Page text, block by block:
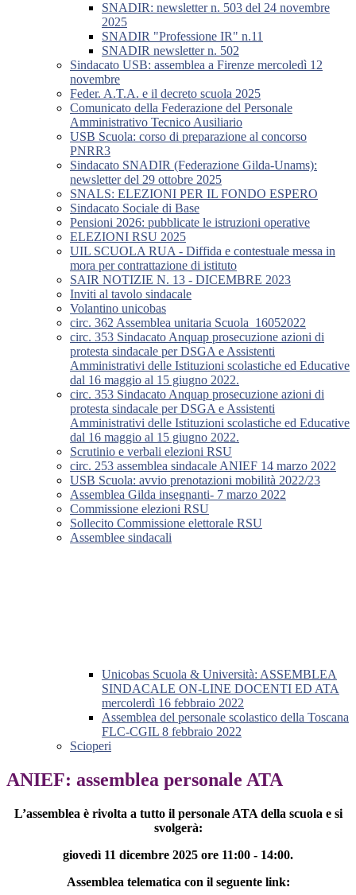
SNADIR: newsletter n. 503 del 24 novembre
2025
SNADIR "Professione IR" n.11
SNADIR newsletter n. 502
Sindacato USB: assemblea a Firenze mercoledì 12
novembre
Feder. A.T.A. e il decreto scuola 2025
Comunicato della Federazione del Personale
Amministrativo Tecnico Ausiliario
USB Scuola: corso di preparazione al concorso
PNRR3
Sindacato SNADIR (Federazione Gilda-Unams):
newsletter del 29 ottobre 2025
SNALS: ELEZIONI PER IL FONDO ESPERO
Sindacato Sociale di Base
Pensioni 2026: pubblicate le istruzioni operative
ELEZIONI RSU 2025
UIL SCUOLA RUA - Diffida e contestuale messa in
mora per contrattazione di istituto
SAIR NOTIZIE N. 13 - DICEMBRE 2023
Inviti al tavolo sindacale
Volantino unicobas
circ. 362 Assemblea unitaria Scuola_16052022
circ. 353 Sindacato Anquap prosecuzione azioni di
protesta sindacale per DSGA e Assistenti
Amministrativi delle Istituzioni scolastiche ed Educative
dal 16 maggio al 15 giugno 2022.
circ. 353 Sindacato Anquap prosecuzione azioni di
protesta sindacale per DSGA e Assistenti
Amministrativi delle Istituzioni scolastiche ed Educative
dal 16 maggio al 15 giugno 2022.
Scrutinio e verbali elezioni RSU
circ. 253 assemblea sindacale ANIEF 14 marzo 2022
USB Scuola: avvio prenotazioni mobilità 2022/23
Assemblea Gilda insegnanti- 7 marzo 2022
Commissione elezioni RSU
Sollecito Commissione elettorale RSU
Assemblee sindacali
Unicobas Scuola & Università: ASSEMBLEA
SINDACALE ON-LINE DOCENTI ED ATA
mercolerdì 16 febbraio 2022
Assemblea del personale scolastico della Toscana
FLC-CGIL 8 febbraio 2022
Scioperi
ANIEF: assemblea personale ATA
L’assemblea è rivolta a tutto il personale ATA della scuola e si
svolgerà:
giovedì 11 dicembre 2025 ore 11:00 - 14:00.
Assemblea telematica con il seguente link: